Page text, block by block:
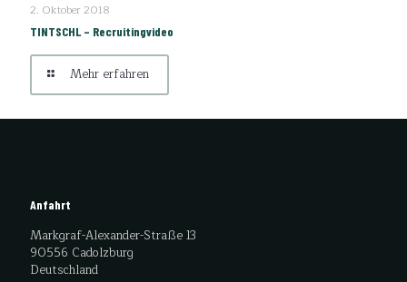
2. Oktober 2018
TINTSCHL – Recruitingvideo
Mehr erfahren
Anfahrt
Markgraf-Alexander-Straße 13
90556 Cadolzburg
Deutschland